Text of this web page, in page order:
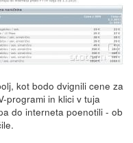
kot bodo dvignili cene za
programi in klici v tuja
do interneta poenotili - ob